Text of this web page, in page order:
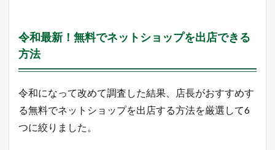
令和最新！無料でネットショップを出店できる
方法
令和になって改めて調査した結果、店長がおすすめす
る無料でネットショップを出店する方法を厳選して6
つに絞りました。